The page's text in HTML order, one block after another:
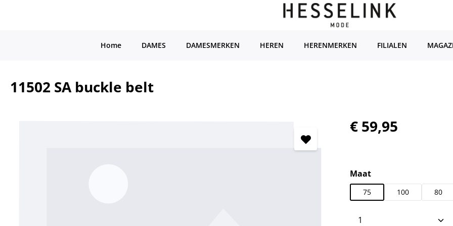
Home DAMES DAMESMERKEN HEREN HERENMERKEN FILIALEN
11502 SA buckle belt
Normale prijs:
€ 59,95
Selecteer
Maat
75 100 80